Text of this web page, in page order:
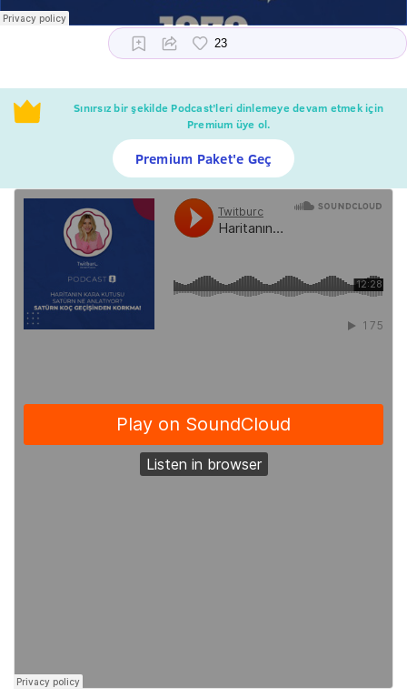
Sınırsız bir şekilde Podcast’leri dinlemeye devam etmek için
Premium üye ol.
Premium Paket'e Geç